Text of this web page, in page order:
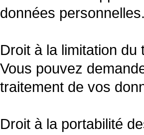
données personnelles.
Droit à la limitation du
Vous pouvez
traitement de vos
Droit à la portabilité